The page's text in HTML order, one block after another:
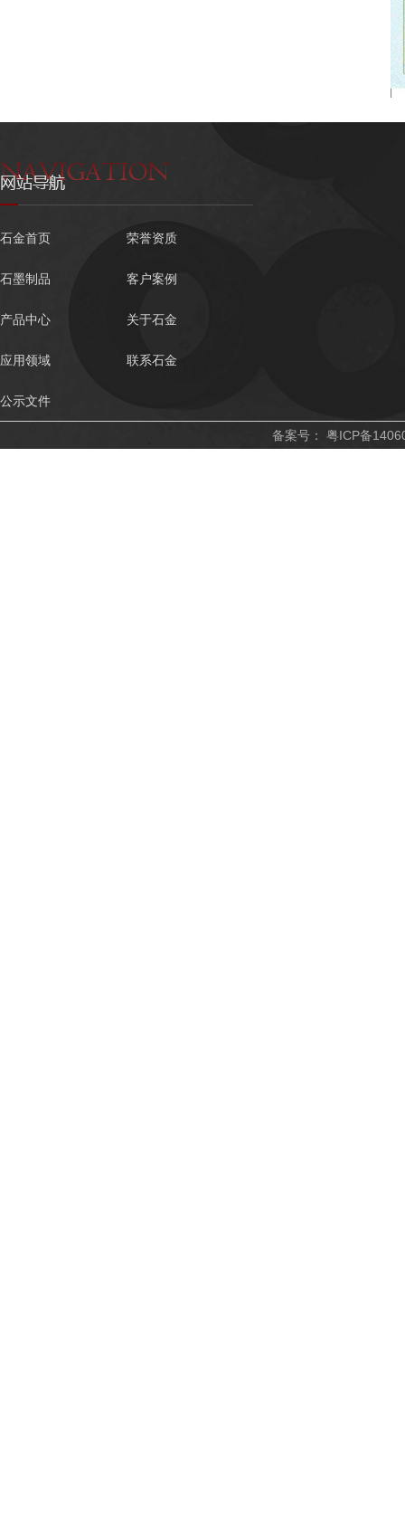
石金首页 荣誉资质
石墨制品 客户案例
产品中心 关于石金
应用领域 联系石金
公示文件
备案号： 粤ICP备